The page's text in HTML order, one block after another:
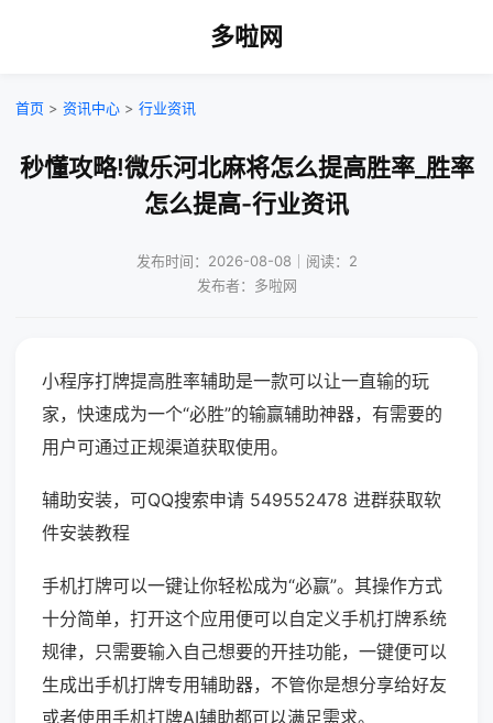
多啦网
首页 > 资讯中心 > 行业资讯
秒懂攻略!微乐河北麻将怎么提高胜率_胜率
怎么提高-行业资讯
发布时间：2026-08-08｜阅读：2
发布者：多啦网
小程序打牌提高胜率辅助是一款可以让一直输的玩
家，快速成为一个“必胜”的输赢辅助神器，有需要的
用户可通过正规渠道获取使用。
辅助安装，可QQ搜索申请 549552478 进群获取软
件安装教程
手机打牌可以一键让你轻松成为“必赢”。其操作方式
十分简单，打开这个应用便可以自定义手机打牌系统
规律，只需要输入自己想要的开挂功能，一键便可以
生成出手机打牌专用辅助器，不管你是想分享给好友
或者使用手机打牌AI辅助都可以满足需求。